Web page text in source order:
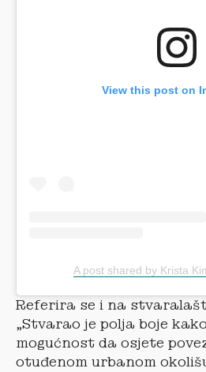
View this post on
A post shared by Krista
Referira se i na
„Stvarao je polja boje
mogućnost da osjete
otuđenom urbanom